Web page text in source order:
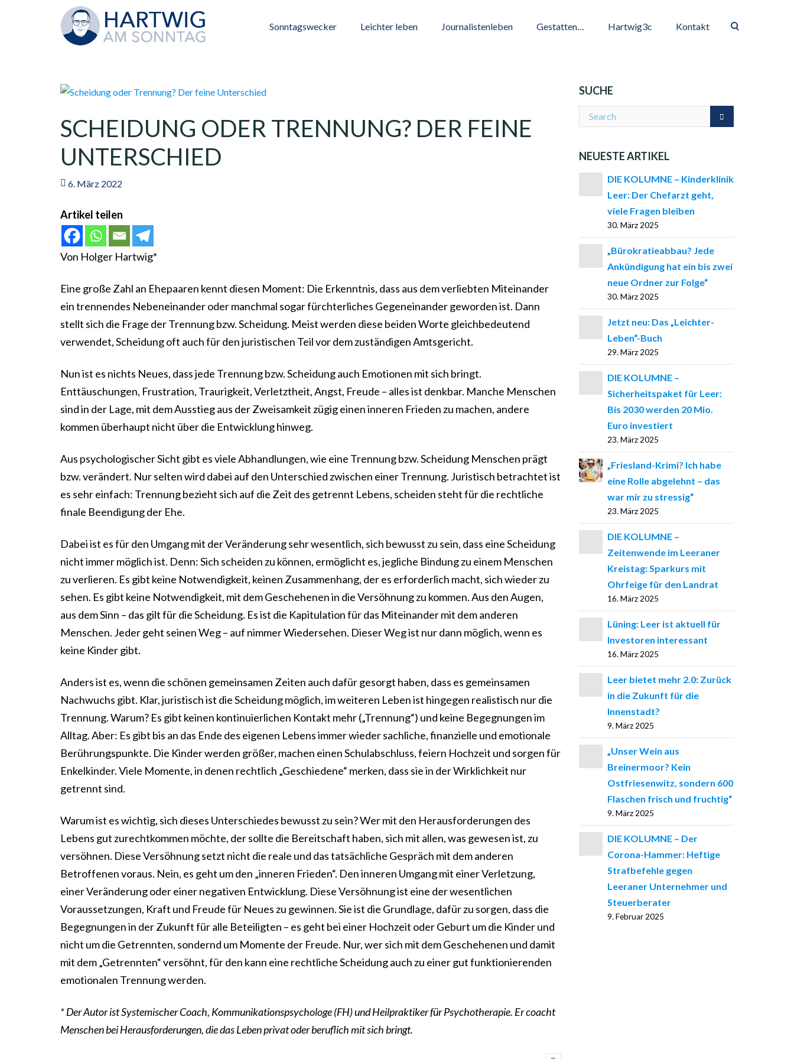
Sonntagswecker Leichter leben Journalistenleben Gestatten… Hartwig3c Kontakt
SCHEIDUNG ODER TRENNUNG? DER FEINE
UNTERSCHIED
6. März 2022
Artikel teilen
Von Holger Hartwig*
Eine große Zahl an Ehepaaren kennt diesen Moment: Die Erkenntnis, dass aus dem verliebten Miteinander
ein trennendes Nebeneinander oder manchmal sogar fürchterliches Gegeneinander geworden ist. Dann
stellt sich die Frage der Trennung bzw. Scheidung. Meist werden diese beiden Worte gleichbedeutend
verwendet, Scheidung oft auch für den juristischen Teil vor dem zuständigen Amtsgericht.
Nun ist es nichts Neues, dass jede Trennung bzw. Scheidung auch Emotionen mit sich bringt.
Enttäuschungen, Frustration, Traurigkeit, Verletztheit, Angst, Freude – alles ist denkbar. Manche Menschen
sind in der Lage, mit dem Ausstieg aus der Zweisamkeit zügig einen inneren Frieden zu machen, andere
kommen überhaupt nicht über die Entwicklung hinweg.
Aus psychologischer Sicht gibt es viele Abhandlungen, wie eine Trennung bzw. Scheidung Menschen prägt
bzw. verändert. Nur selten wird dabei auf den Unterschied zwischen einer Trennung. Juristisch betrachtet ist
es sehr einfach: Trennung bezieht sich auf die Zeit des getrennt Lebens, scheiden steht für die rechtliche
finale Beendigung der Ehe.
Dabei ist es für den Umgang mit der Veränderung sehr wesentlich, sich bewusst zu sein, dass eine Scheidung
nicht immer möglich ist. Denn: Sich scheiden zu können, ermöglicht es, jegliche Bindung zu einem Menschen
zu verlieren. Es gibt keine Notwendigkeit, keinen Zusammenhang, der es erforderlich macht, sich wieder zu
sehen. Es gibt keine Notwendigkeit, mit dem Geschehenen in die Versöhnung zu kommen. Aus den Augen,
aus dem Sinn – das gilt für die Scheidung. Es ist die Kapitulation für das Miteinander mit dem anderen
Menschen. Jeder geht seinen Weg – auf nimmer Wiedersehen. Dieser Weg ist nur dann möglich, wenn es
keine Kinder gibt.
Anders ist es, wenn die schönen gemeinsamen Zeiten auch dafür gesorgt haben, dass es gemeinsamen
Nachwuchs gibt. Klar, juristisch ist die Scheidung möglich, im weiteren Leben ist hingegen realistisch nur die
Trennung. Warum? Es gibt keinen kontinuierlichen Kontakt mehr („Trennung“) und keine Begegnungen im
Alltag. Aber: Es gibt bis an das Ende des eigenen Lebens immer wieder sachliche, finanzielle und emotionale
Berührungspunkte. Die Kinder werden größer, machen einen Schulabschluss, feiern Hochzeit und sorgen für
Enkelkinder. Viele Momente, in denen rechtlich „Geschiedene“ merken, dass sie in der Wirklichkeit nur
getrennt sind.
Warum ist es wichtig, sich dieses Unterschiedes bewusst zu sein? Wer mit den Herausforderungen des
Lebens gut zurechtkommen möchte, der sollte die Bereitschaft haben, sich mit allen, was gewesen ist, zu
versöhnen. Diese Versöhnung setzt nicht die reale und das tatsächliche Gespräch mit dem anderen
Betroffenen voraus. Nein, es geht um den „inneren Frieden“. Den inneren Umgang mit einer Verletzung,
einer Veränderung oder einer negativen Entwicklung. Diese Versöhnung ist eine der wesentlichen
Voraussetzungen, Kraft und Freude für Neues zu gewinnen. Sie ist die Grundlage, dafür zu sorgen, dass die
Begegnungen in der Zukunft für alle Beteiligten – es geht bei einer Hochzeit oder Geburt um die Kinder und
nicht um die Getrennten, sondernd um Momente der Freude. Nur, wer sich mit dem Geschehenen und damit
mit dem „Getrennten“ versöhnt, für den kann eine rechtliche Scheidung auch zu einer gut funktionierenden
emotionalen Trennung werden.
* Der Autor ist Systemischer Coach, Kommunikationspsychologe (FH) und Heilpraktiker für Psychotherapie. Er coacht
Menschen bei Herausforderungen, die das Leben privat oder beruflich mit sich bringt.
SUCHE
NEUESTE ARTIKEL
DIE KOLUMNE – Kinderklinik
Leer: Der Chefarzt geht,
viele Fragen bleiben
30. März 2025
„Bürokratieabbau? Jede
Ankündigung hat ein bis zwei
neue Ordner zur Folge“
30. März 2025
Jetzt neu: Das „Leichter-
Leben“-Buch
29. März 2025
DIE KOLUMNE –
Sicherheitspaket für Leer:
Bis 2030 werden 20 Mio.
Euro investiert
23. März 2025
„Friesland-Krimi? Ich habe
eine Rolle abgelehnt – das
war mir zu stressig“
23. März 2025
DIE KOLUMNE –
Zeitenwende im Leeraner
Kreistag: Sparkurs mit
Ohrfeige für den Landrat
16. März 2025
Lüning: Leer ist aktuell für
Investoren interessant
16. März 2025
Leer bietet mehr 2.0: Zurück
in die Zukunft für die
Innenstadt?
9. März 2025
„Unser Wein aus
Breinermoor? Kein
Ostfriesenwitz, sondern 600
Flaschen frisch und fruchtig“
9. März 2025
DIE KOLUMNE – Der
Corona-Hammer: Heftige
Strafbefehle gegen
Leeraner Unternehmer und
Steuerberater
9. Februar 2025